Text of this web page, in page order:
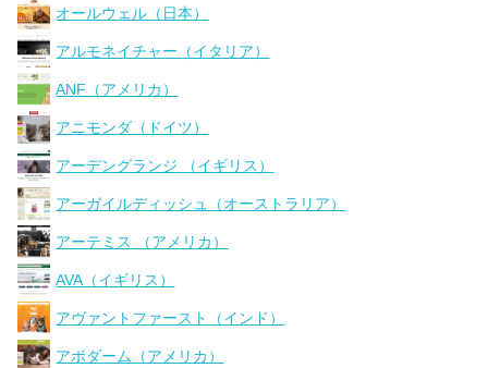
オールウェル（日本）
アルモネイチャー（イタリア）
ANF（アメリカ）
アニモンダ（ドイツ）
アーデングランジ （イギリス）
アーガイルディッシュ（オーストラリア）
アーテミス （アメリカ）
AVA（イギリス）
アヴァントファースト（インド）
アボダーム（アメリカ）